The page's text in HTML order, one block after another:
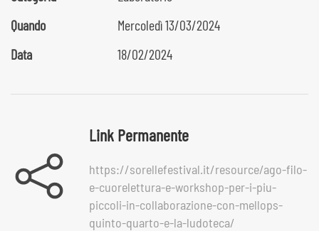
Quando
Mercoledì 13/03/2024
Data
18/02/2024
Link Permanente
https://sorellefestival.it/resource/ago-filo-
e-cuorelettura-e-workshop-per-i-piu-
piccoli-in-collaborazione-con-mellops-
quinto-quarto-e-la-ludoteca/